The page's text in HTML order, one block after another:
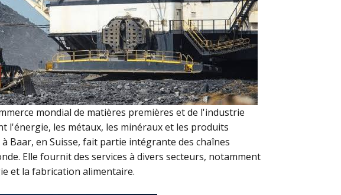
mondial de matières premières et de l'industrie
l'énergie, les métaux, les minéraux et les produits
Baar, en Suisse, fait partie intégrante des chaînes
Elle fournit des services à divers secteurs, notamment
et la fabrication alimentaire.